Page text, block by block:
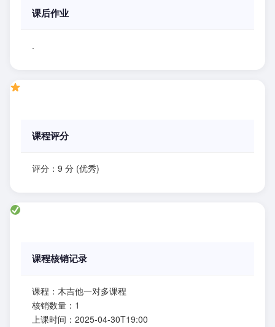
课后作业
.
课程评分
评分：9 分 (优秀)
课程核销记录
课程：木吉他一对多课程
核销数量：1
上课时间：2025-04-30T19:00